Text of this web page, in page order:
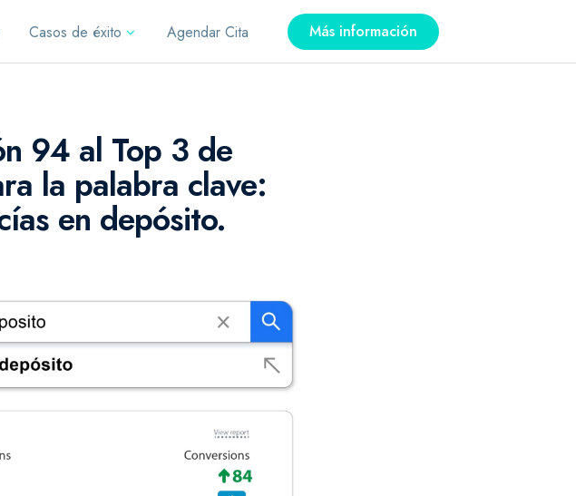
Casos de éxito Agendar Cita Más información
94 al Top 3 de
la palabra clave:
en depósito.